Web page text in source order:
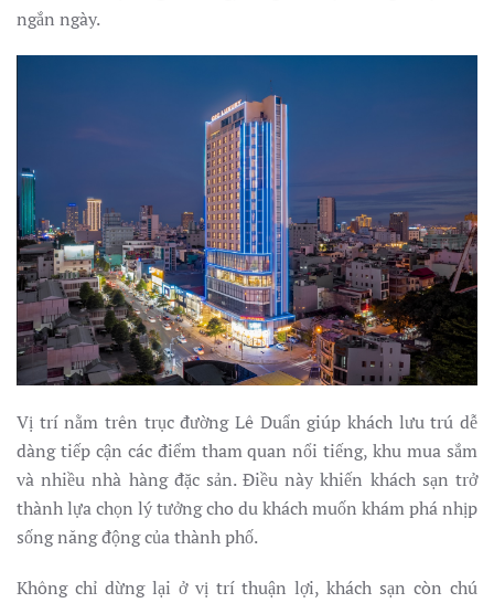
ngắn ngày.
Vị trí nằm trên trục đường Lê Duẩn giúp khách lưu trú dễ
dàng tiếp cận các điểm tham quan nổi tiếng, khu mua sắm
và nhiều nhà hàng đặc sản. Điều này khiến khách sạn trở
thành lựa chọn lý tưởng cho du khách muốn khám phá nhịp
sống năng động của thành phố.
Không chỉ dừng lại ở vị trí thuận lợi, khách sạn còn chú